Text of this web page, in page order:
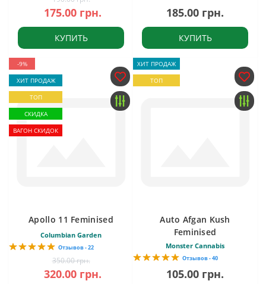
175.00 грн.
КУПИТЬ
185.00 грн.
КУПИТЬ
-9%
ХИТ ПРОДАЖ
ТОП
СКИДКА
ВАГОН СКИДОК
Apollo 11 Feminised
Columbian Garden
Отзывов - 22
350.00 грн.
320.00 грн.
ХИТ ПРОДАЖ
ТОП
Auto Afgan Kush
Feminised
Monster Cannabis
Отзывов - 40
105.00 грн.